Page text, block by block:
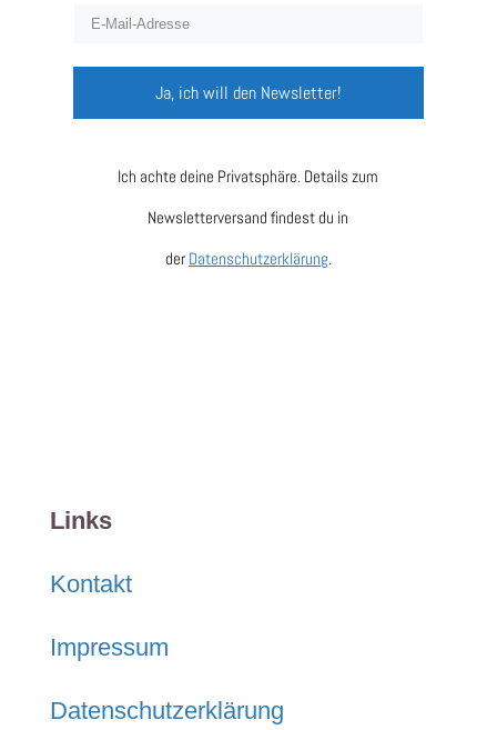
Ja, ich will den Newsletter!
Ich achte deine Privatsphäre. Details zum
Newsletterversand findest du in
der Datenschutzerklärung.
Links
Kontakt
Impressum
Datenschutzerklärung